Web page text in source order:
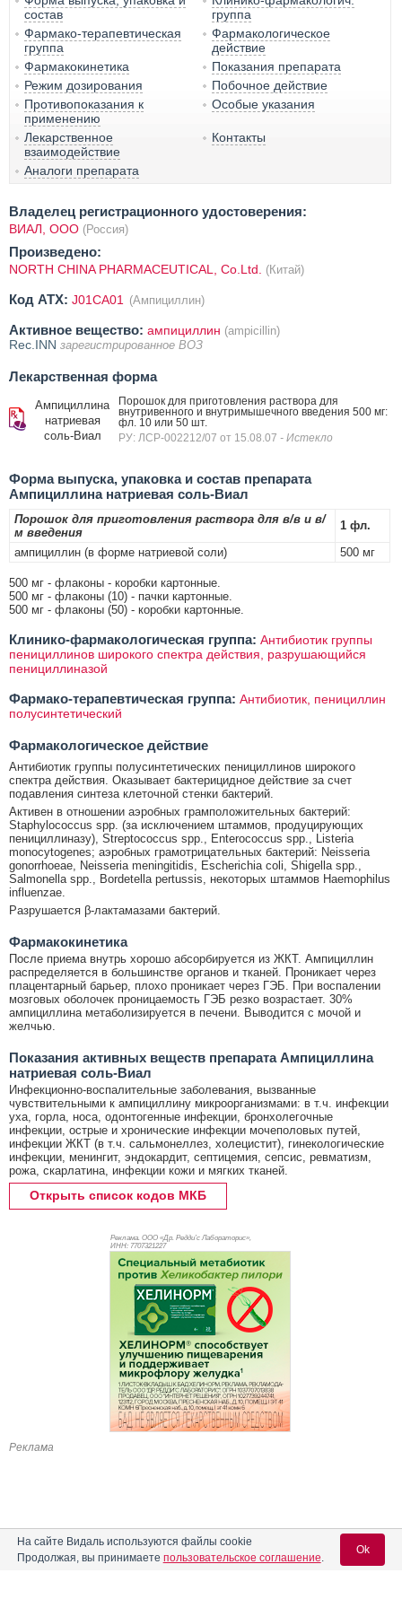
состав
группа
Фармако-терапевтическая
группа
Фармакологическое
действие
Фармакокинетика
Показания препарата
Режим дозирования
Побочное действие
Противопоказания к
применению
Особые указания
Лекарственное
взаимодействие
Контакты
Аналоги препарата
Владелец регистрационного удостоверения:
ВИАЛ, ООО (Россия)
Произведено:
NORTH CHINA PHARMACEUTICAL, Co.Ltd. (Китай)
Код ATX: J01CA01 (Ампициллин)
Активное вещество: ампициллин (ampicillin)
Rec.INN зарегистрированное ВОЗ
Лекарственная форма
Ампициллина
натриевая
соль-Виал
Порошок для приготовления раствора для
внутривенного и внутримышечного введения 500 мг:
фл. 10 или 50 шт.
РУ: ЛСР-002212/07 от 15.08.07 - Истекло
Форма выпуска, упаковка и состав препарата
Ампициллина натриевая соль-Виал
Порошок для приготовления раствора для в/в и в/
м введения
1 фл.
ампициллин (в форме натриевой соли)
500 мг
500 мг - флаконы - коробки картонные.
500 мг - флаконы (10) - пачки картонные.
500 мг - флаконы (50) - коробки картонные.
Клинико-фармакологическая группа: Антибиотик группы
пенициллинов широкого спектра действия, разрушающийся
пенициллиназой
Фармако-терапевтическая группа: Антибиотик, пенициллин
полусинтетический
Фармакологическое действие
Антибиотик группы полусинтетических пенициллинов широкого
спектра действия. Оказывает бактерицидное действие за счет
подавления синтеза клеточной стенки бактерий.
Активен в отношении аэробных грамположительных бактерий:
Staphylococcus spp. (за исключением штаммов, продуцирующих
пенициллиназу), Streptococcus spp., Enterococcus spp., Listeria
monocytogenes; аэробных грамотрицательных бактерий: Neisseria
gonorrhoeae, Neisseria meningitidis, Escherichia coli, Shigella spp.,
Salmonella spp., Bordetella pertussis, некоторых штаммов Haemophilus
influenzae.
Разрушается β-лактамазами бактерий.
Фармакокинетика
После приема внутрь хорошо абсорбируется из ЖКТ. Ампициллин
распределяется в большинстве органов и тканей. Проникает через
плацентарный барьер, плохо проникает через ГЭБ. При воспалении
мозговых оболочек проницаемость ГЭБ резко возрастает. 30%
ампициллина метаболизируется в печени. Выводится с мочой и
желчью.
Показания активных веществ препарата Ампициллина
натриевая соль-Виал
Инфекционно-воспалительные заболевания, вызванные
чувствительными к ампициллину микроорганизмами: в т.ч. инфекции
уха, горла, носа, одонтогенные инфекции, бронхолегочные
инфекции, острые и хронические инфекции мочеполовых путей,
инфекции ЖКТ (в т.ч. сальмонеллез, холецистит), гинекологические
инфекции, менингит, эндокардит, септицемия, сепсис, ревматизм,
рожа, скарлатина, инфекции кожи и мягких тканей.
Открыть список кодов МКБ
Реклама. ООО «Др. Редди’с Лабораторис»,
ИНН: 7707321227
Реклама
На сайте Видаль используются файлы cookie
Продолжая, вы принимаете пользовательское соглашение.
Ok